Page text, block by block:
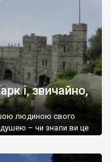
і, звичайно,
людиною свого
– чи знали ви це